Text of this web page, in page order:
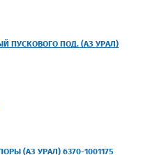
ПУСКОВОГО ПОД. (АЗ УРАЛ)
(АЗ УРАЛ) 6370-1001175